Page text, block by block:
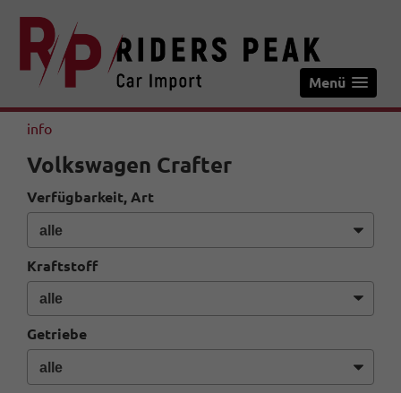
Menü
info
Volkswagen Crafter
Verfügbarkeit, Art
Kraftstoff
Getriebe